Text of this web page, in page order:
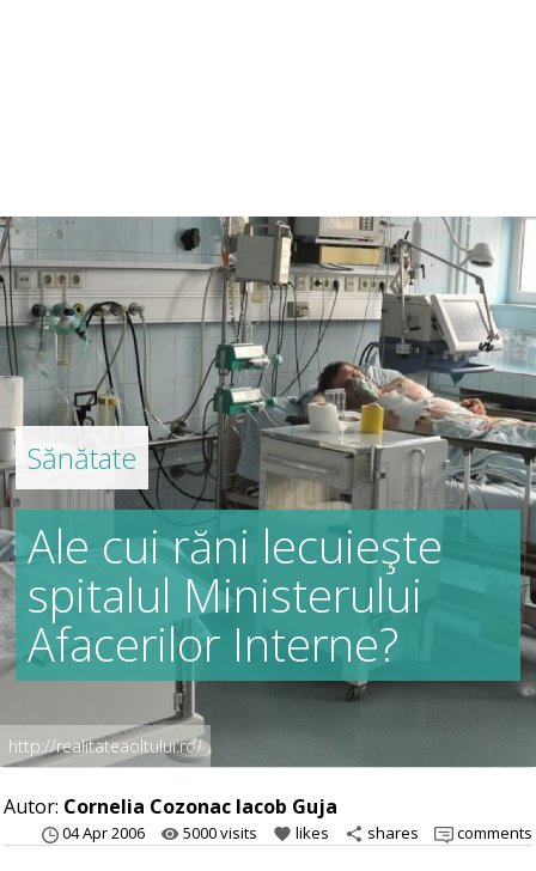
Sănătate
Ale cui răni lecuieşte
spitalul Ministerului
Afacerilor Interne?
http://realitateaoltului.ro/
Autor: Cornelia Cozonac Iacob Guja
04 Apr 2006 remove_red_eye 5000 visits favorite likes share shares comments